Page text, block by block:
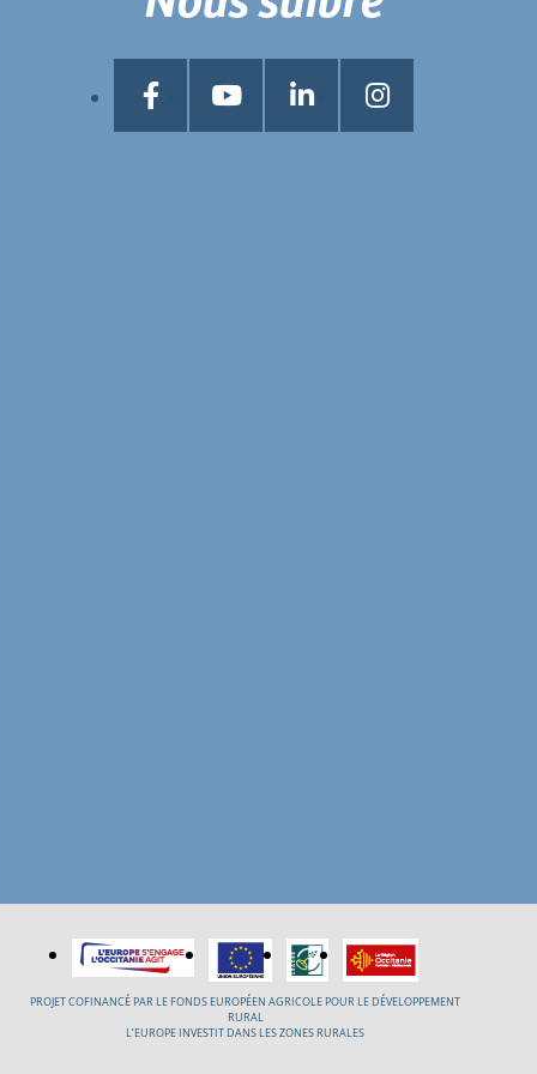
PROJET COFINANCÉ PAR LE FONDS EUROPÉEN AGRICOLE POUR LE DÉVELOPPEMENT
RURAL
L’EUROPE INVESTIT DANS LES ZONES RURALES